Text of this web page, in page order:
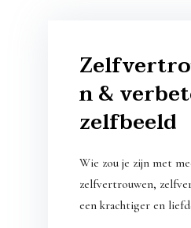
n &
zelfbeeld
Wie zou je zijn met
zelfvertrouwen,
een krachtiger en